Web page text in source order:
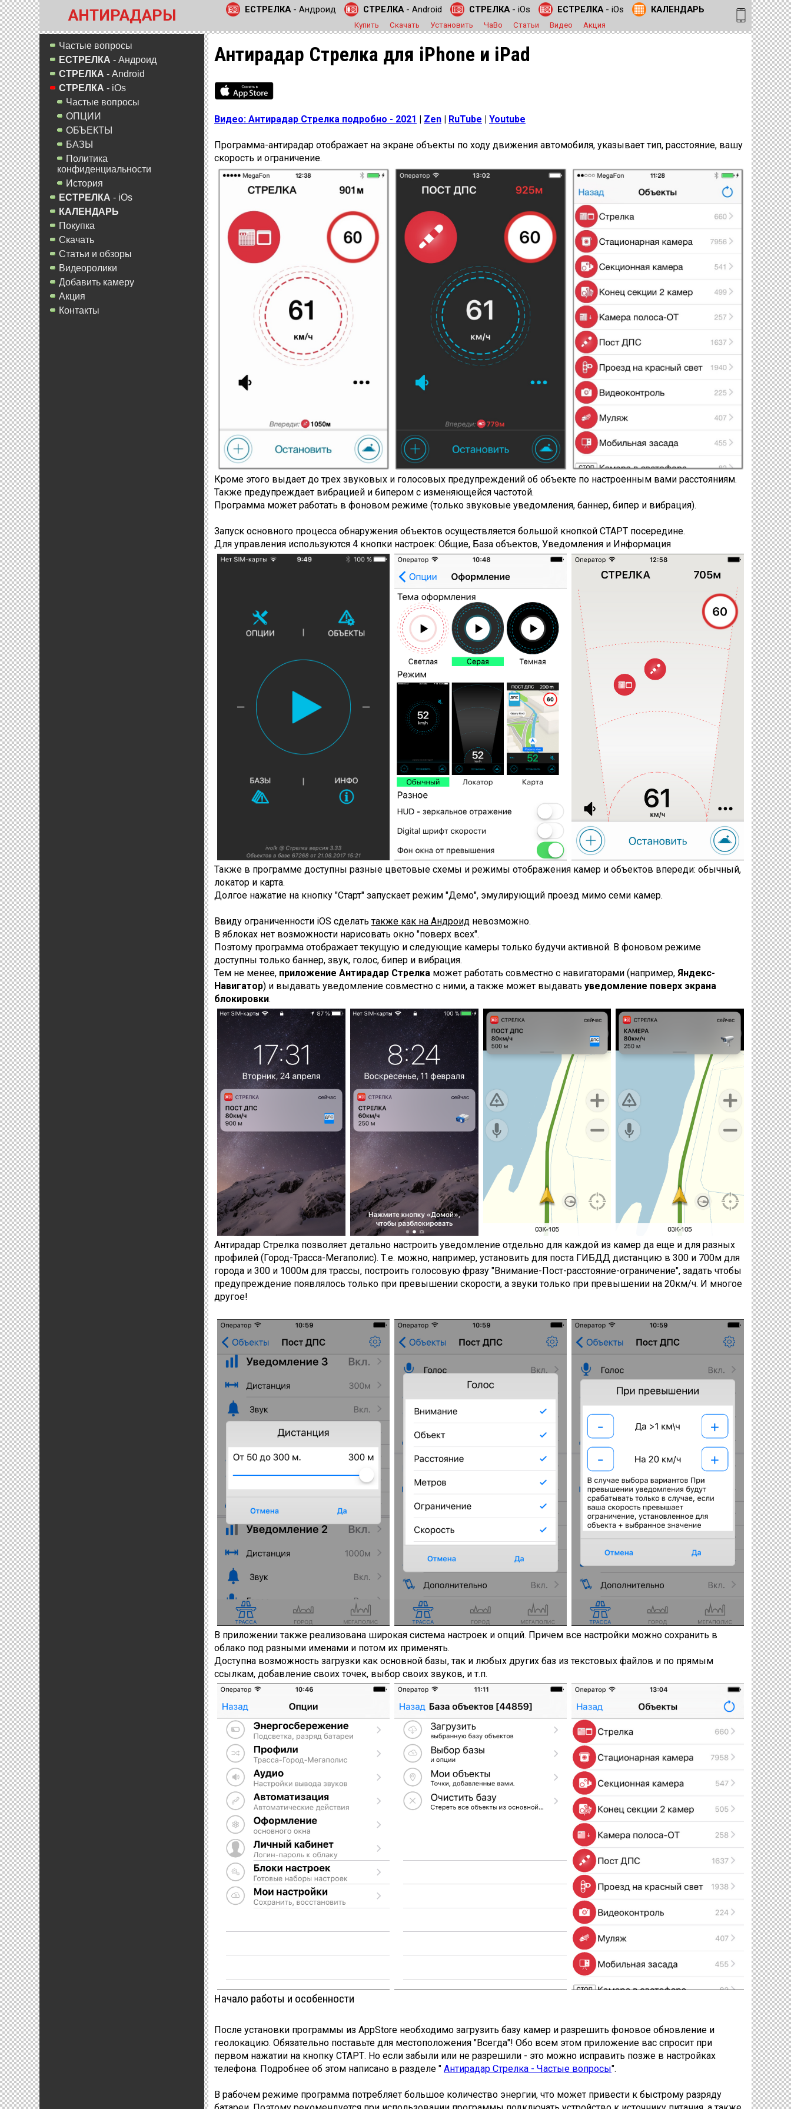
АНТИРАДАРЫ ЕСТРЕЛКА- Андроид СТРЕЛКА- Android СТРЕЛКА- iOs ЕСТРЕЛКА- iOs КАЛЕНДАРЬ
Купить Скачать Установить ЧаВо Статьи Видео Акция
Частые вопросы
ЕСТРЕЛКА - Андроид
СТРЕЛКА - Android
СТРЕЛКА - iOs
Частые вопросы
ОПЦИИ
ОБЪЕКТЫ
БАЗЫ
Политика
конфиденциальности
История
ЕСТРЕЛКА - iOs
КАЛЕНДАРЬ
Покупка
Скачать
Статьи и обзоры
Видеоролики
Добавить камеру
Акция
Контакты
Антирадар Стрелка для iPhone и iPad
Видео: Антирадар Стрелка подробно - 2021 | Zen | RuTube | Youtube
Программа-антирадар отображает на экране объекты по ходу движения автомобиля, указывает тип, расстояние, вашу
скорость и ограничение.
Кроме этого выдает до трех звуковых и голосовых предупреждений об объекте по настроенным вами расстояниям.
Также предупреждает вибрацией и бипером с изменяющейся частотой.
Программа может работать в фоновом режиме (только звуковые уведомления, баннер, бипер и вибрация).
Запуск основного процесса обнаружения объектов осуществляется большой кнопкой СТАРТ посередине.
Для управления используются 4 кнопки настроек: Общие, База объектов, Уведомления и Информация
Также в программе доcтупны разные цветовые схемы и режимы отображения камер и объектов впереди: обычный,
локатор и карта.
Долгое нажатие на кнопку "Старт" запускает режим "Демо", эмулирующий проезд мимо семи камер.
Ввиду ограниченности iOS сделатьтакже как на Андроид невозможно.
В яблоках нет возможности нарисовать окно "поверх всех".
Поэтому программа отображает текущую и следующие камеры только будучи активной. В фоновом режиме
доступны только баннер, звук, голос, бипер и вибрация.
Тем не менее, приложение Антирадар Стрелка может работать совместно с навигаторами (например, Яндекс-
Навигатор) и выдавать уведомление совместно с ними, а также может выдавать уведомление поверх экрана
блокировки.
Антирадар Стрелка позволяет детально настроить уведомление отдельно для каждой из камер да еще и для разных
профилей (Город-Трасса-Мегаполис). Т.е. можно, например, установить для поста ГИБДД дистанцию в 300 и 700м для
города и 300 и 1000м для трассы, построить голосовую фразу "Внимание-Пост-расстояние-ограничение", задать чтобы
предупреждение появлялось только при превышении скорости, а звуки только при превышении на 20км/ч. И многое
другое!
В приложении также реализована широкая система настроек и опций. Причем все настройки можно сохранить в
облако под разными именами и потом их применять.
Доступна возможность загрузки как основной базы, так и любых других баз из текстовых файлов и по прямым
ссылкам, добавление своих точек, выбор своих звуков, и т.п.
Начало работы и особенности
После установки программы из AppStore необходимо загрузить базу камер и разрешить фоновое обновление и
геолокацию. Обязательно поставьте для местоположения "Всегда"! Обо всем этом приложение вас спросит при
первом нажатии на кнопку СТАРТ. Но если забыли или не разрешили - это можно исправить позже в настройках
телефона. Подробнее об этом написано в разделе " Антирадар Стрелка - Частые вопросы".
В рабочем режиме программа потребляет большое количество энергии, что может привести к быстрому разряду